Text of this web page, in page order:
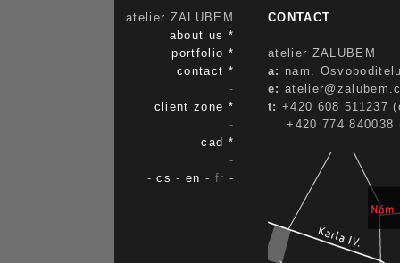
atelier ZALUBEM
about us *
portfolio *
contact *
-
client zone *
-
cad *
-
-cs- en - fr -
CONTACT
atelier ZALUBEM
a: nam.
e:
t: +420 608 511237
+420 774 840038